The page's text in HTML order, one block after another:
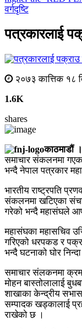
वर्गदृष्टि
पत्रकारलाई
२०७३ कात्तिक १८
1.6K
shares
काठमाडौं ।
समाचार संकलनमा
भन्दै नेपाल पत्रकार
भारतीय राष्ट्रपति
संकलनमा खटिएका
गरेको भन्दै महासंघले
महासंघका महासचिव
गरिएको धरपकड र
भन्दै घटनाको घोर
समाचार संलकनमा
मोहन बास्तोलालाई
शाखाका केन्द्रीय
सम्पादक खड्कालाई
राखेको छ ।